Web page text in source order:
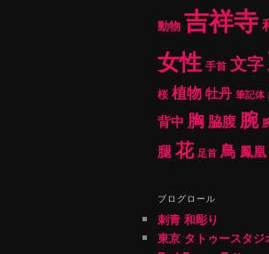
動物 吉祥寺
女性 手首 文字
桜 植物牡丹 筆記体
背中 胸 脇腹 腕
腿花 足首 鳥 鳳凰
ブログロール
刺青 和彫り
東京 タトゥースタジ